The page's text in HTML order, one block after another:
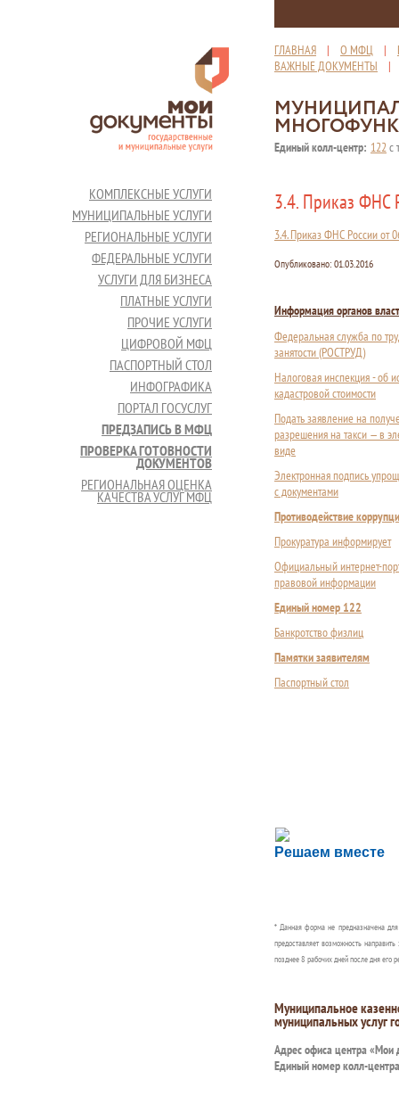
ГЛАВНАЯ | О МФЦ |
ВАЖНЫЕ ДОКУМЕНТЫ
Единый колл-центр: 122с
КОМПЛЕКСНЫЕ УСЛУГИ
МУНИЦИПАЛЬНЫЕ УСЛУГИ
РЕГИОНАЛЬНЫЕ УСЛУГИ
ФЕДЕРАЛЬНЫЕ УСЛУГИ
УСЛУГИ ДЛЯ БИЗНЕСА
ПЛАТНЫЕ УСЛУГИ
ПРОЧИЕ УСЛУГИ
ЦИФРОВОЙ МФЦ
ПАСПОРТНЫЙ СТОЛ
ИНФОГРАФИКА
ПОРТАЛ ГОСУСЛУГ
ПРЕДЗАПИСЬ В МФЦ
ПРОВЕРКА ГОТОВНОСТИ
ДОКУМЕНТОВ
РЕГИОНАЛЬНАЯ ОЦЕНКА
КАЧЕСТВА УСЛУГ МФЦ
3.4. Приказ ФНС
3.4. Приказ ФНС России
Опубликовано: 01.03.2016
Информация органов
Федеральная служба по
занятости (РОСТРУД)
Налоговая инспекция - об
кадастровой стоимости
Подать заявление на
разрешения на такси — в
виде
Электронная подпись
с документами
Противодействие
Прокуратура информирует
Официальный интернет-
правовой информации
Единый номер 122
Банкротство физлиц
Памятки заявителям
Паспортный стол
Решаем вместе
Сложности с
Сообщите об этом
* Данная форма не предназначена
предоставляет возможность
позднее 8 рабочих дней после дня его
Муниципальное
муниципальных услуг
Адрес офиса центра «Мои
Единый номер колл-